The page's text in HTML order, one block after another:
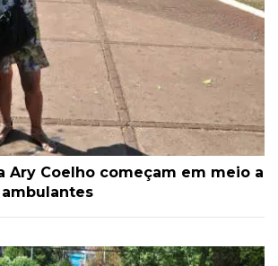
Ary Coelho começam em meio a